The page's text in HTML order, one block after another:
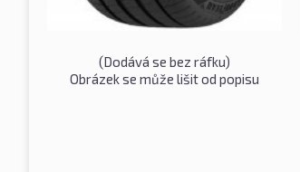
(Dodává se bez ráfku)
Obrázek se může lišit od popisu